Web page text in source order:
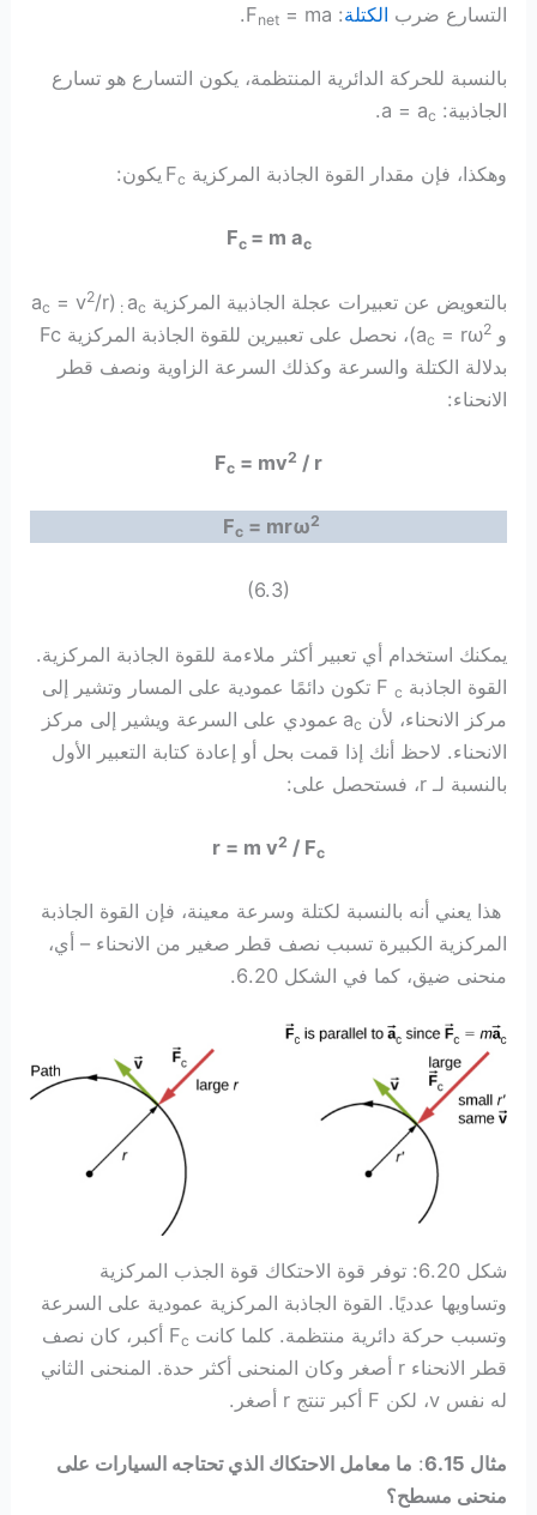
التسارع ضرب الكتلة: F
net= ma.
بالنسبة للحركة الدائرية المنتظمة، يكون التسارع هو تسارع
الجاذبية: a = a c
.
وهكذا، فإن مقدار القوة الجاذبة المركزية F c يكون:
Fc = m ac
بالتعويض عن تعبيرات عجلة الجاذبية المركزية a c
:
(a
c = v2/r
و a
c = rω2
)، نحصل على تعبيرين للقوة الجاذبة المركزية Fc
بدلالة الكتلة والسرعة وكذلك السرعة الزاوية ونصف قطر
الانحناء:
Fc = mv2 / r
Fc= mrω2
(6.3)
يمكنك استخدام أي تعبير أكثر ملاءمة للقوة الجاذبة المركزية.
القوة الجاذبة F c
تكون دائمًا عمودية على المسار وتشير إلى
مركز الانحناء، لأن a c
عمودي على السرعة ويشير إلى مركز
الانحناء. لاحظ أنك إذا قمت بحل أو إعادة كتابة التعبير الأول
بالنسبة لـ r، فستحصل على:
r = m v2 / Fc
هذا يعني أنه بالنسبة لكتلة وسرعة معينة، فإن القوة الجاذبة
المركزية الكبيرة تسبب نصف قطر صغير من الانحناء – أي،
منحنى ضيق، كما في الشكل 6.20.
شكل 6.20: توفر قوة الاحتكاك قوة الجذب المركزية
وتساويها عدديًا. القوة الجاذبة المركزية عمودية على السرعة
وتسبب حركة دائرية منتظمة. كلما كانت F c
أكبر، كان نصف
قطر الانحناء r أصغر وكان المنحنى أكثر حدة. المنحنى الثاني
له نفس v، لكن F أكبر تنتج r أصغر.
مثال 6.15 : ما معامل الاحتكاك الذي تحتاجه السيارات على
منحنى مسطح؟